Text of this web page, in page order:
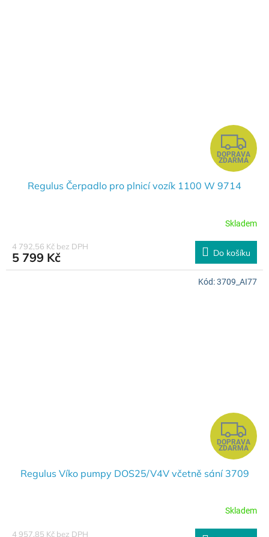
Z
D
R
M
A
DOPRAVA
ZDARMA
Regulus Čerpadlo pro plnicí vozík 1100 W 9714
Skladem
4 792,56 Kč bez DPH
5 799 Kč Do košíku
Z
D
A
R
M
DOPRAVA
ZDARMA
Regulus Víko pumpy DOS25/V4V včetně sání 3709
Skladem
4 957,85 Kč bez DPH
Kód:3709_AI77